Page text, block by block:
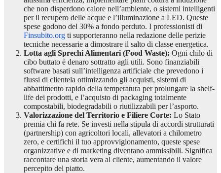
che non disperdono calore nell’ambiente, o sistemi intelligenti
per il recupero delle acque e l’illuminazione a LED. Queste
spese godono del 30% a fondo perduto. I professionisti di
Finsubito.org ti supporteranno nella redazione delle perizie
tecniche necessarie a dimostrare il salto di classe energetica.
Lotta agli Sprechi Alimentari (Food Waste): Ogni chilo di
cibo buttato è denaro sottratto agli utili. Sono finanziabili
software basati sull’intelligenza artificiale che prevedono i
flussi di clientela ottimizzando gli acquisti, sistemi di
abbattimento rapido della temperatura per prolungare la shelf-
life dei prodotti, e l’acquisto di packaging totalmente
compostabili, biodegradabili o riutilizzabili per l’asporto.
Valorizzazione del Territorio e Filiere Corte: Lo Stato
premia chi fa rete. Se investi nella stipula di accordi strutturati
(partnership) con agricoltori locali, allevatori a chilometro
zero, e certifichi il tuo approvvigionamento, queste spese
organizzative e di marketing diventano ammissibili. Significa
raccontare una storia vera al cliente, aumentando il valore
percepito del piatto.